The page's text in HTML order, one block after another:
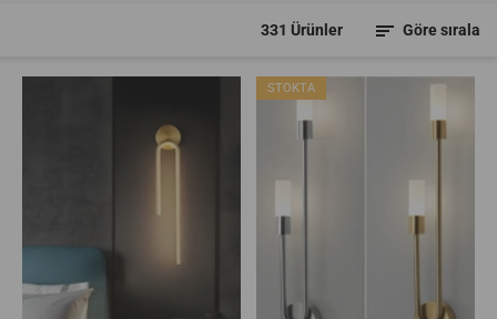
331 Ürünler Göre sırala
STOKTA